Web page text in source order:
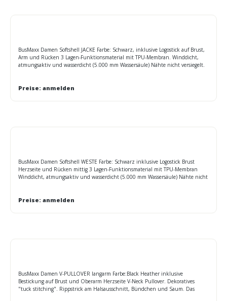
BusMaxx Damen Softshell JACKE Farbe: Schwarz, inklusive Logostick auf Brust,
Arm und Rücken 3 Lagen-Funktionsmaterial mit TPU-Membran. Winddicht,
atmungsaktiv und wasserdicht (5.000 mm Wassersäule) Nähte nicht versiegelt.
Vorderteil zur Veredelung. Leicht tailliert Größen: S - 2XL Maße Oberweite: S
Preise: anmelden
BusMaxx Damen Softshell WESTE Farbe: Schwarz inklusive Logostick Brust
Herzseite und Rücken mittig 3 Lagen-Funktionsmaterial mit TPU-Membran
Winddicht, atmungsaktiv und wasserdicht (5.000 mm Wassersäule) Nähte nicht
Reißverschluss im Vorderteil zur Veredelung. Leicht tailliert Größen: S - 2XL
Preise: anmelden
BusMaxx Damen V-PULLOVER langarm Farbe:Black Heather inklusive
Bestickung auf Brust und Oberarm Herzseite V-Neck Pullover. Dekoratives
"tuck stitching". Rippstrick am Halsausschnitt, Bündchen und Saum. Das